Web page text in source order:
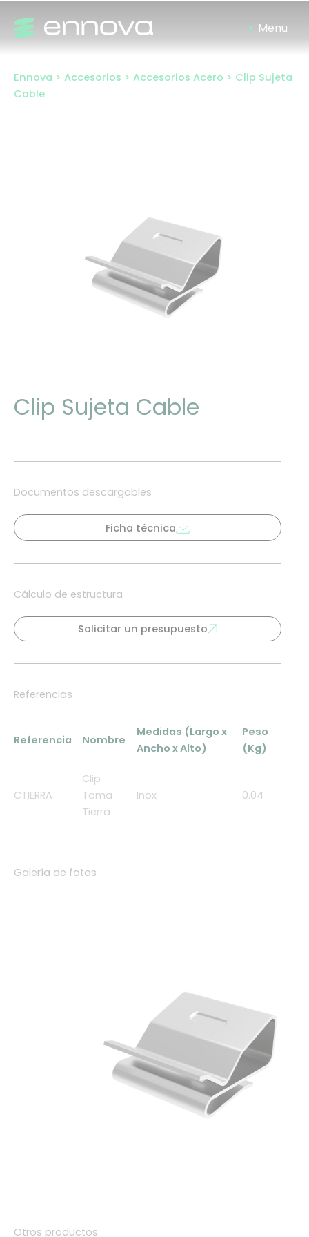
contenido
Ennova > Accesorios > Accesorios Acero > Clip Sujeta
Cable
Clip Sujeta Cable
Documentos descargables
Ficha técnica
Cálculo de estructura
Solicitar un presupuesto
Referencias
Referencia Nombre
Medidas (Largo x
Ancho x Alto)
Peso
(Kg)
CTIERRA
Clip
Toma
Tierra
Inox 0.04
Galería de fotos
Otros productos